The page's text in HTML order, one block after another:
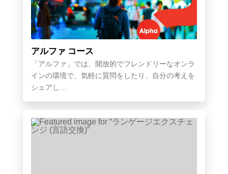
アルファ コース
「アルファ」では、開放的でフレンドリーなオンラ
インの環境で、気軽に質問をしたり、自分の考えを
シェアし…